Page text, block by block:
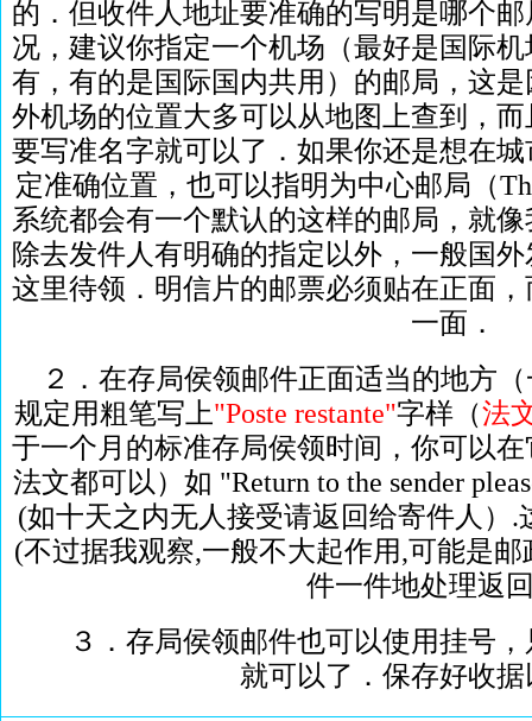
的．但收件人地址要准确的写明是哪个
况，建议你指定一个机场（最好是国际
有，有的是国际国内共用）的邮局，这
外机场的位置大多可以从地图上查到，
要写准名字就可以了．如果你还是想在
定准确位置，也可以指明为中心邮局（
系统都会有一个默认的这样的邮局，就
除去发件人有明确的指定以外，一般国
这里待领．明信片的邮票必须贴在正面
一面．
２．在存局侯领邮件正面适当的地方
规定用粗笔写上"Poste restante"字样（法
于一个月的标准存局侯领时间，你可以
法文都可以）如 "Return to the sender
(如十天之内无人接受请返回给寄件人）
(不过据我观察,一般不大起作用,可能是
件一件地处理返
３．存局侯领邮件也可以使用挂号，
就可以了．保存好收